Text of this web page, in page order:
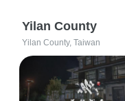
Yilan County
Yilan County, Taiwan